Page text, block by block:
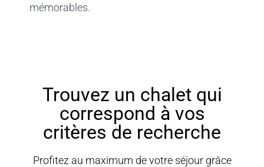
mémorables.
Trouvez un chalet qui
correspond à vos
critères de recherche
Profitez au maximum de votre séjour grâce